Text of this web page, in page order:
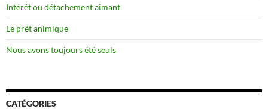
Intérêt ou détachement aimant
Le prêt animique
Nous avons toujours été seuls
CATÉGORIES